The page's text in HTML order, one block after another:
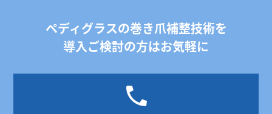
ペディグラスの巻き爪補整技術を
導入ご検討の方はお気軽に